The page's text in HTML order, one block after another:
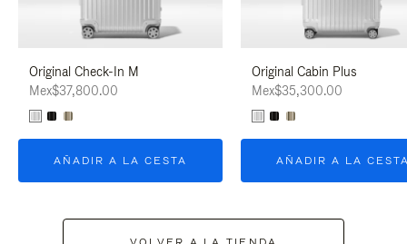
Original Check-In M
Mex$37,800.00
AÑADIR A LA CESTA
Original Cabin Plus
Mex$35,300.00
AÑADIR A LA